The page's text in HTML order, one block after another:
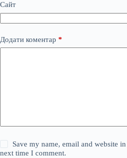
Сайт
Додати коментар *
Save my name, email and website
next time I comment.